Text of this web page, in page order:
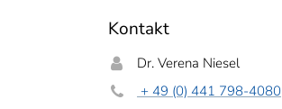
Kontakt
Dr. Verena Niesel
+ 49 (0) 441 798-4080